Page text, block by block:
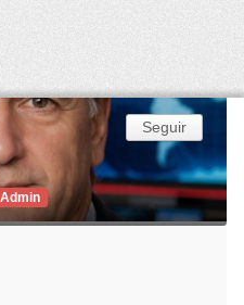
Admin
Seguir